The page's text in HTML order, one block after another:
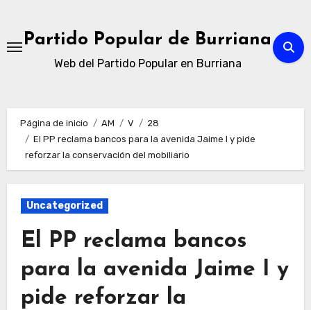
contenidoPartido Popular de Burriana
Web del Partido Popular en Burriana
Página de inicio AM V
28
El PP reclama bancos para la avenida Jaime I y pide
reforzar la conservación del mobiliario
Uncategorized
El PP reclama bancos
para la avenida Jaime I y
pide reforzar la